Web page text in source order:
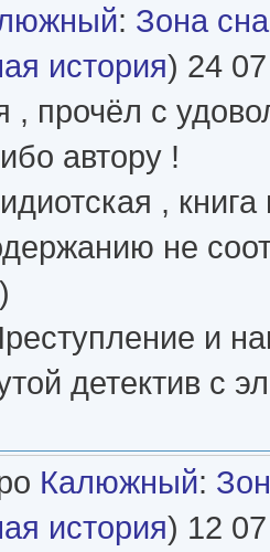
: Зона сна
история) 24 07
, прочёл с
автору !
,
не
и
детектив с
Калюжный:
история) 12 07